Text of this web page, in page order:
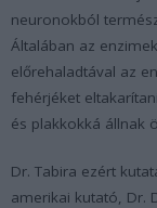
neuronokból
Általában az
előrehaladtával az
fehérjéket
és plakkokká állnak
Dr. Tabira ezért
amerikai kutató, Dr.